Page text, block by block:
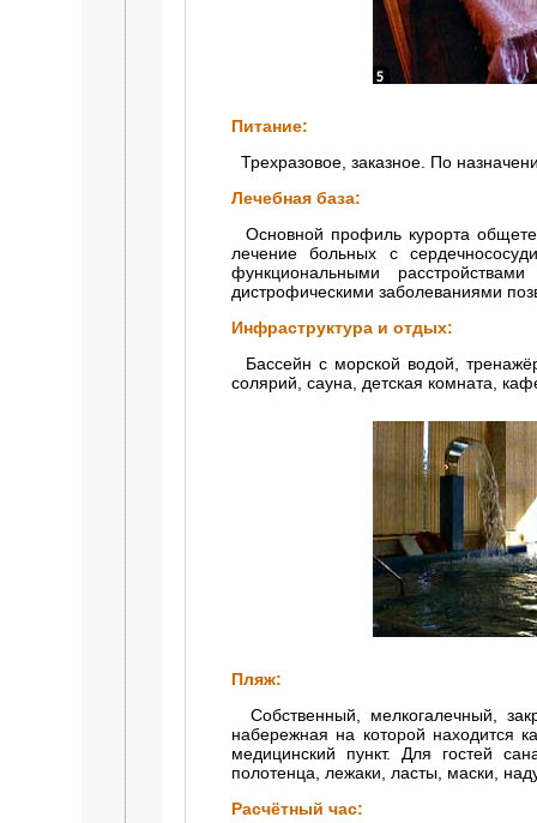
Питание:
Трехразовое, заказное. По
Лечебная база:
Основной профиль курорта
лечение больных с
функциональными
дистрофическими заболеваниями
Инфраструктура и отдых:
Бассейн с морской водой,
солярий, сауна, детская комната,
Пляж:
Собственный, мелкогалечный,
набережная на которой находится
медицинский пункт. Для гостей
полотенца, лежаки, ласты, маски,
Расчётный час: